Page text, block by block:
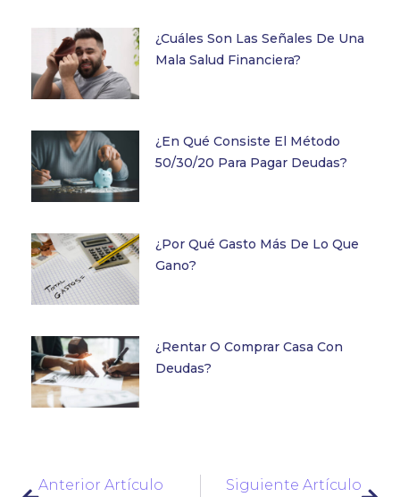
¿Cuáles Son Las Señales De Una
Mala Salud Financiera?
¿En Qué Consiste El Método
50/30/20 Para Pagar Deudas?
¿Por Qué Gasto Más De Lo Que
Gano?
¿Rentar O Comprar Casa Con
Deudas?
Anterior Artículo Siguiente Artículo